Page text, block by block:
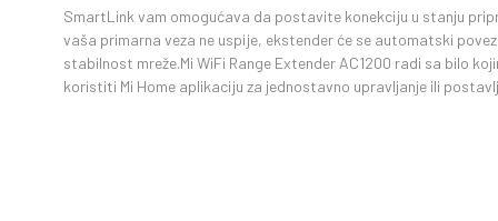
SmartLink vam omogućava da postavite konekciju u stanju
vaša primarna veza ne uspije, ekstender će se automatski
stabilnost mreže.Mi WiFi Range Extender AC1200 radi sa bilo
koristiti Mi Home aplikaciju za jednostavno upravljanje ili